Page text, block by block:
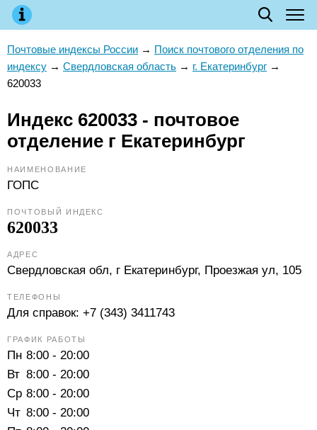
Почтовые индексы России → Поиск почтового отделения по
индексу → Свердловская область → г. Екатеринбург →
620033
Индекс 620033 - почтовое
отделение г Екатеринбург
НАИМЕНОВАНИЕ
ГОПС
ПОЧТОВЫЙ ИНДЕКС
620033
АДРЕС
Свердловская обл, г Екатеринбург, Проезжая ул, 105
ТЕЛЕФОНЫ
Для справок: +7 (343) 3411743
ГРАФИК РАБОТЫ
Пн 8:00 - 20:00
Вт 8:00 - 20:00
Ср 8:00 - 20:00
Чт 8:00 - 20:00